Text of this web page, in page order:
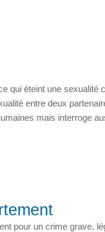
qui éteint une
entre deux
mais interroge
pour un crime grave,